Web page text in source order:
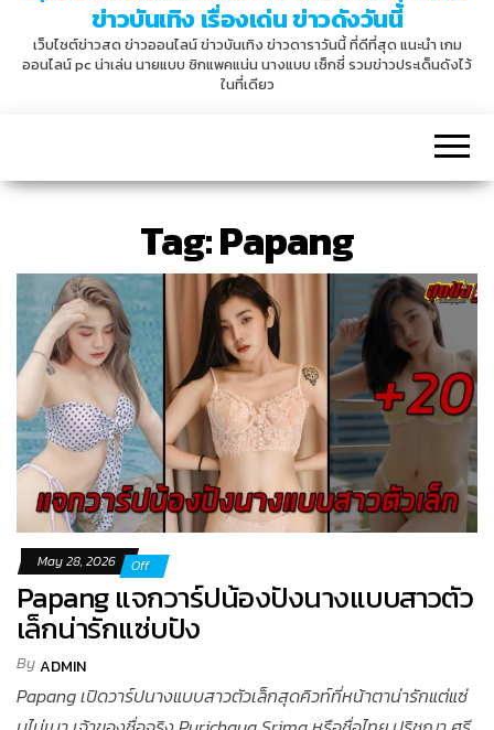
a
g
a
o
n
ข่าวบันเทิง เรื่องเด่น ข่าวดังวันนี้
เว็บไซต์ข่าวสด ข่าวออนไลน์ ข่าวบันเทิง ข่าวดาราวันนี้ ที่ดีที่สุด แนะนำ เกม
ออนไลน์ pc น่าเล่น นายแบบ ซิกแพคแน่น นางแบบ เซ็กซี่ รวมข่าวประเด็นดังไว้
ในที่เดียว
Tag:Papang
May 28, 2026 Off
Papang แจกวาร์ปน้องปังนางแบบสาวตัว
เล็กน่ารักแซ่บปัง
ByADMIN
Papang เปิดวาร์ปนางแบบสาวตัวเล็กสุดคิวท์ที่หน้าตาน่ารักแต่แซ่